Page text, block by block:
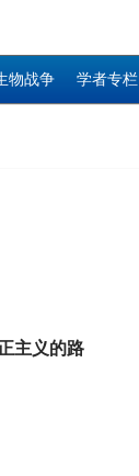
物战争 学者专栏
主义的路